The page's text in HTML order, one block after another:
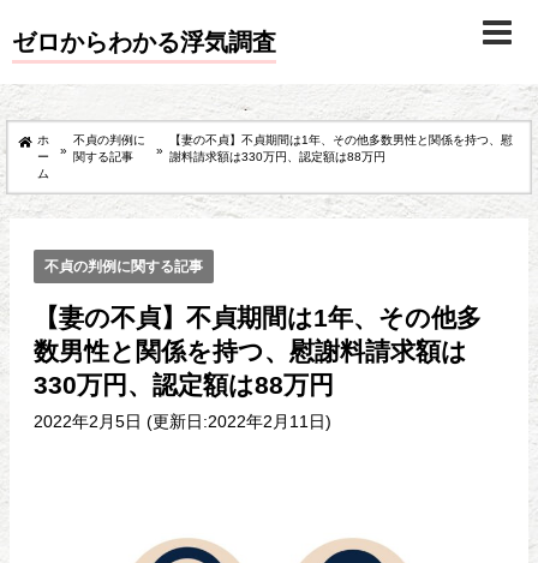
ゼロからわかる浮気調査
ホ
ー
ム
»
不貞の判例に
関する記事
»
【妻の不貞】不貞期間は1年、その他多数男性と関係を持つ、慰
謝料請求額は330万円、認定額は88万円
不貞の判例に関する記事
【妻の不貞】不貞期間は1年、その他多
数男性と関係を持つ、慰謝料請求額は
330万円、認定額は88万円
2022年2月5日 (更新日:2022年2月11日)